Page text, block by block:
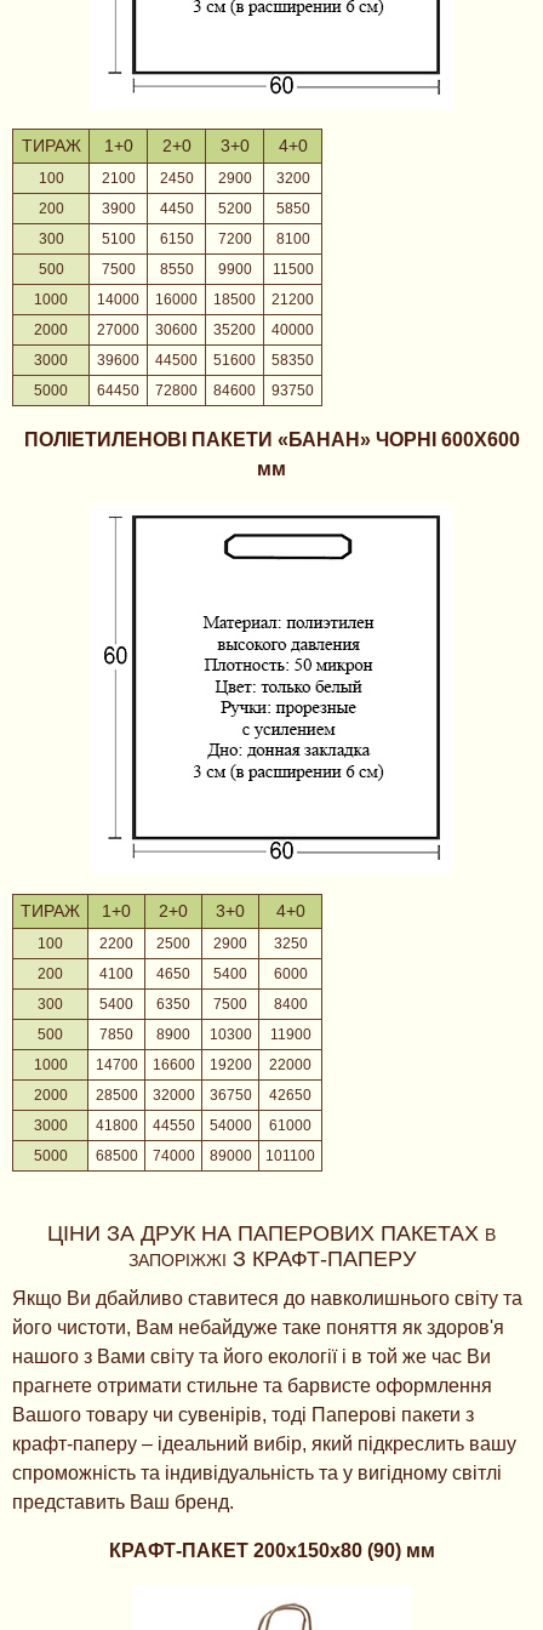
ТИРАЖ 1+0 2+0 3+0 4+0
100 2100 2450 2900
3200
200
3900 4450 5200
5850
300
5100 6150 7200
8100
500
7500 8550 9900
11500
1000
14000 16000 18500
21200
2000
27000 30600 35200
40000
3000
39600 44500 51600
58350
5000
64450 72800 84600 93750
ПОЛІЕТИЛЕНОВІ ПАКЕТИ «БАНАН» ЧОРНІ 600X600
мм
ТИРАЖ 1+0 2+0 3+0 4+0
100 2200 2500 2900
3250
200
4100 4650 5400
6000
300
5400 6350 7500
8400
500
7850 8900 10300
11900
1000
14700 16600 19200
22000
2000
28500 32000 36750
42650
3000
41800 44550 54000
61000
5000
68500 74000 89000 101100
ЦІНИ ЗА ДРУК НА ПАПЕРОВИХ ПАКЕТАХ В
ЗАПОРІЖЖІ З КРАФТ-ПАПЕРУ
Якщо Ви дбайливо ставитеся до навколишнього світу та
його чистоти, Вам небайдуже таке поняття як здоров'я
нашого з Вами світу та його екології і в той же час Ви
прагнете отримати стильне та барвисте оформлення
Вашого товару чи сувенірів, тоді Паперові пакети з
крафт-паперу – ідеальний вибір, який підкреслить вашу
спроможність та індивідуальність та у вигідному світлі
представить Ваш бренд.
КРАФТ-ПАКЕТ 200х150х80 (90) мм